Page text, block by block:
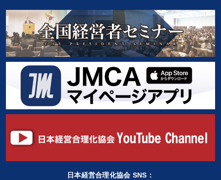
日本経営合理化協会 SNS：